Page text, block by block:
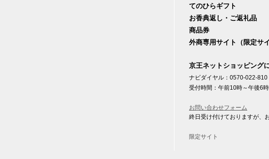
てのひらギフト
お香典返し・ご返礼品
商品券
外商専用サイト（限定サイ
京王ネットショッピング
ナビダイヤル：0570-022-810
受付時間：午前10時～午後6
お問い合わせフォーム
終日受け付けておりますが、
限定サイト